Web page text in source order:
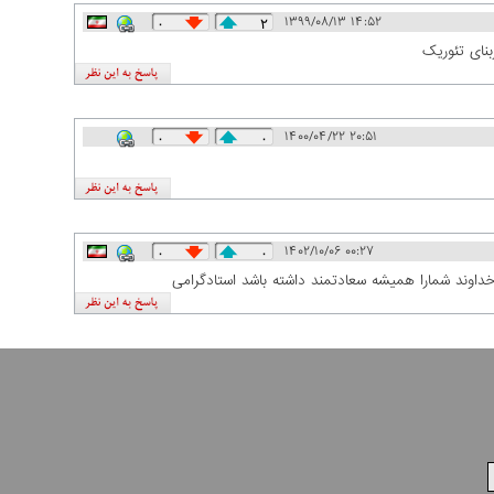
۲ ۰ ۱۳۹۹/۰۸/۱۳ ۱۴:۵۲
تئوریک
۰ ۰ ۱۴۰۰/۰۴/۲۲ ۲۰:۵۱
۰ ۰ ۱۴۰۲/۱۰/۰۶ ۰۰:۲۷
شمارا همیشه سعادتمند داشته باشد استادگرامی